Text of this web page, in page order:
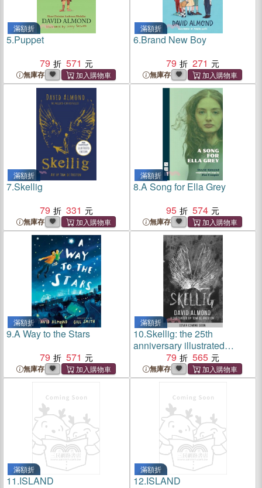
滿額折
5.Puppet
79
571
無庫存
滿額折
6.Brand New Boy
79
271
無庫存
滿額折
7.Skellig
79
331
無庫存
滿額折
8.A Song for Ella Grey
95
574
無庫存
滿額折
9.A Way to the Stars
79
571
無庫存
滿額折
10.Skellig: the 25th
anniversary illustrated
79 565
無庫存
滿額折
11.ISLAND
滿額折
12.ISLAND